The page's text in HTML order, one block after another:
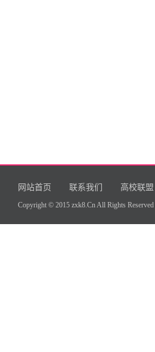
网站首页 联系我们 高校联盟
Copyright © 2015 zxk8.Cn All Rights Reserved |